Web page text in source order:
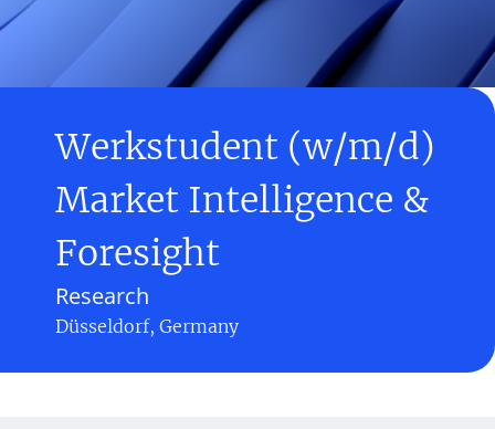
Werkstudent (w/m/d)
Market Intelligence &
Foresight
Research
Düsseldorf, Germany